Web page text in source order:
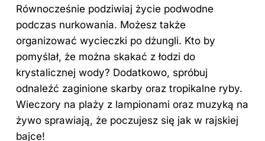
Równocześnie podziwiaj życie podwodne
podczas nurkowania. Możesz także
organizować wycieczki po dżungli. Kto by
pomyślał, że można skakać z łodzi do
krystalicznej wody? Dodatkowo, spróbuj
odnaleźć zaginione skarby oraz tropikalne ryby.
Wieczory na plaży z lampionami oraz muzyką na
żywo sprawiają, że poczujesz się jak w rajskiej
bajce!